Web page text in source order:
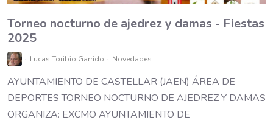
Torneo nocturno de ajedrez y damas - Fiestas
2025
Lucas Toribio Garrido Novedades
AYUNTAMIENTO DE CASTELLAR (JAEN) ÁREA DE
DEPORTES TORNEO NOCTURNO DE AJEDREZ Y DAMAS
ORGANIZA: EXCMO AYUNTAMIENTO DE